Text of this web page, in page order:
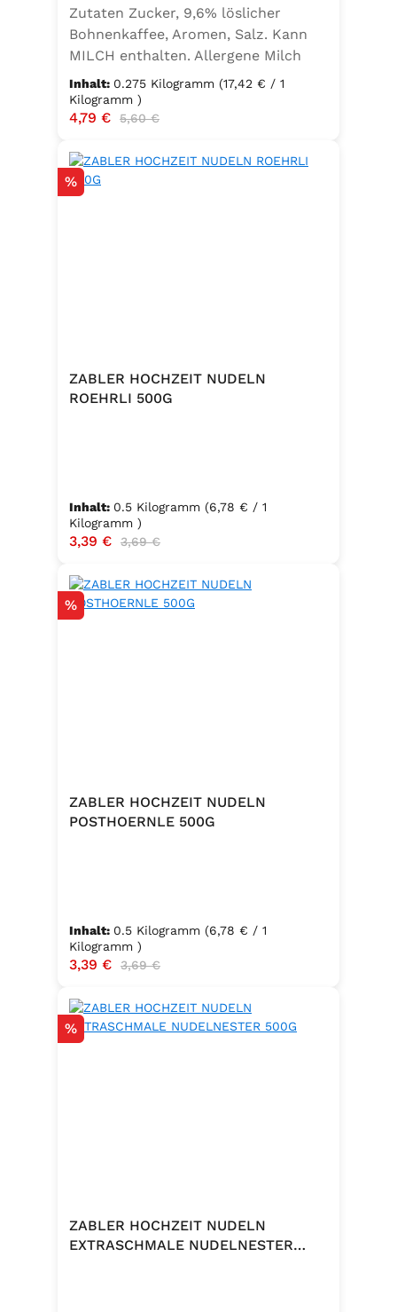
Zutaten Zucker, 9,6% löslicher
Bohnenkaffee, Aromen, Salz. Kann
MILCH enthalten. Allergene Milch
und daraus gewonnene Erzeugnisse
Inhalt: 0.275 Kilogramm (17,42 € / 1
Kilogramm )
Verkaufspreis:
4,79 € Regulärer Preis:
5,60 €
Rabatt
%
ZABLER HOCHZEIT NUDELN
ROEHRLI 500G
Inhalt: 0.5 Kilogramm (6,78 € / 1
Kilogramm )
Verkaufspreis:
3,39 € Regulärer Preis:
3,69 €
Rabatt
%
ZABLER HOCHZEIT NUDELN
POSTHOERNLE 500G
Inhalt: 0.5 Kilogramm (6,78 € / 1
Kilogramm )
Verkaufspreis:
3,39 € Regulärer Preis:
3,69 €
Rabatt
%
ZABLER HOCHZEIT NUDELN
EXTRASCHMALE NUDELNESTER